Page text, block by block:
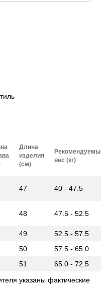
Длина
изделия
(см)
вес (кг)
47 40 - 47.5
48 47.5 - 52.5
49
52.5 - 57.5
50
57.5 - 65.0
51
65.0 - 72.5
указаны фактические